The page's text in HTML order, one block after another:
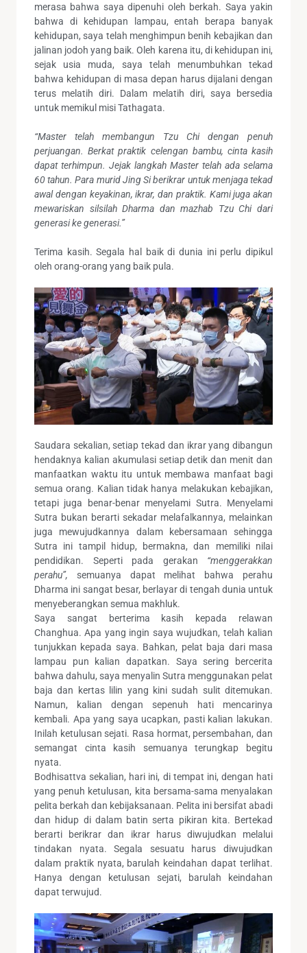
merasa bahwa saya dipenuhi oleh berkah. Saya yakin
bahwa di kehidupan lampau, entah berapa banyak
kehidupan, saya telah menghimpun benih kebajikan dan
jalinan jodoh yang baik. Oleh karena itu, di kehidupan ini,
sejak usia muda, saya telah menumbuhkan tekad
bahwa kehidupan di masa depan harus dijalani dengan
terus melatih diri. Dalam melatih diri, saya bersedia
untuk memikul misi Tathagata.
“Master telah membangun Tzu Chi dengan penuh
perjuangan. Berkat praktik celengan bambu, cinta kasih
dapat terhimpun. Jejak langkah Master telah ada selama
60 tahun. Para murid Jing Si berikrar untuk menjaga tekad
awal dengan keyakinan, ikrar, dan praktik. Kami juga akan
mewariskan silsilah Dharma dan mazhab Tzu Chi dari
generasi ke generasi.”
Terima kasih. Segala hal baik di dunia ini perlu dipikul
oleh orang-orang yang baik pula.
Saudara sekalian, setiap tekad dan ikrar yang dibangun
hendaknya kalian akumulasi setiap detik dan menit dan
manfaatkan waktu itu untuk membawa manfaat bagi
semua orang. Kalian tidak hanya melakukan kebajikan,
tetapi juga benar-benar menyelami Sutra. Menyelami
Sutra bukan berarti sekadar melafalkannya, melainkan
juga mewujudkannya dalam kebersamaan sehingga
Sutra ini tampil hidup, bermakna, dan memiliki nilai
pendidikan. Seperti pada gerakan “menggerakkan
perahu”, semuanya dapat melihat bahwa perahu
Dharma ini sangat besar, berlayar di tengah dunia untuk
menyeberangkan semua makhluk.
Saya sangat berterima kasih kepada relawan
Changhua. Apa yang ingin saya wujudkan, telah kalian
tunjukkan kepada saya. Bahkan, pelat baja dari masa
lampau pun kalian dapatkan. Saya sering bercerita
bahwa dahulu, saya menyalin Sutra menggunakan pelat
baja dan kertas lilin yang kini sudah sulit ditemukan.
Namun, kalian dengan sepenuh hati mencarinya
kembali. Apa yang saya ucapkan, pasti kalian lakukan.
Inilah ketulusan sejati. Rasa hormat, persembahan, dan
semangat cinta kasih semuanya terungkap begitu
nyata.
Bodhisattva sekalian, hari ini, di tempat ini, dengan hati
yang penuh ketulusan, kita bersama-sama menyalakan
pelita berkah dan kebijaksanaan. Pelita ini bersifat abadi
dan hidup di dalam batin serta pikiran kita. Bertekad
berarti berikrar dan ikrar harus diwujudkan melalui
tindakan nyata. Segala sesuatu harus diwujudkan
dalam praktik nyata, barulah keindahan dapat terlihat.
Hanya dengan ketulusan sejati, barulah keindahan
dapat terwujud.